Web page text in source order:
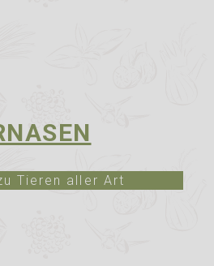
Tieren aller Art